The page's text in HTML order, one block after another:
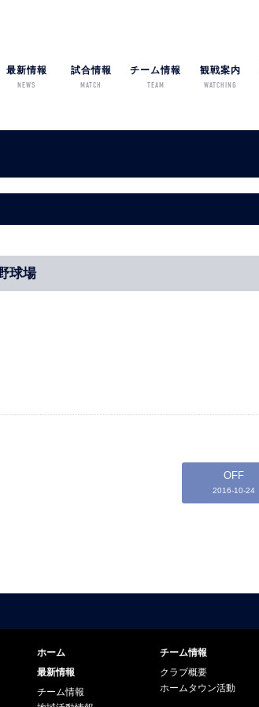
最新情報
NEWS
試合情報
MATCH
チーム情報
TEAM
観戦案内
WATCHING
球場
OFF
2016-10-24
ホーム
最新情報
チーム情報
チーム情報
クラブ概要
ホームタウン活動